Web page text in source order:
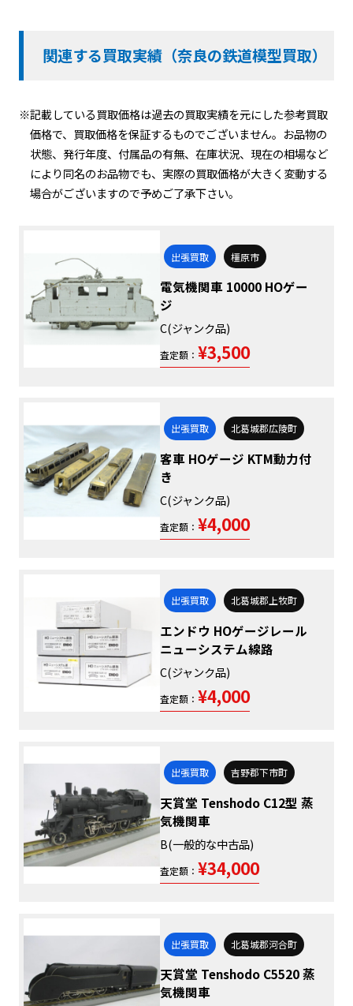
関連する買取実績（奈良の鉄道模型買取）
※記載している買取価格は過去の買取実績を元にした参考買取
価格で、買取価格を保証するものでございません。お品物の
状態、発行年度、付属品の有無、在庫状況、現在の相場など
により同名のお品物でも、実際の買取価格が大きく変動する
場合がございますので予めご了承下さい。
出張買取 橿原市
電気機関車 10000 HOゲー
ジ
C(ジャンク品)
査定額： ¥3,500
出張買取 北葛城郡広陵町
客車 HOゲージ KTM動力付
き
C(ジャンク品)
査定額： ¥4,000
出張買取 北葛城郡上牧町
エンドウ HOゲージレール
ニューシステム線路
C(ジャンク品)
査定額： ¥4,000
出張買取 吉野郡下市町
天賞堂 Tenshodo C12型 蒸
気機関車
B(一般的な中古品)
査定額： ¥34,000
出張買取 北葛城郡河合町
天賞堂 Tenshodo C5520 蒸
気機関車